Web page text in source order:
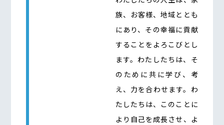
族、お客様、地域ととも
にあり、その幸福に貢献
することをよろこびとし
ます。わたしたちは、そ
のために共に学び、考
え、力を合わせます。わ
たしたちは、このことに
より自己を成長させ、よ